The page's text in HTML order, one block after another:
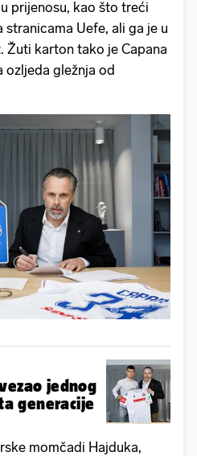
prijenosu, kao što treći
stranicama Uefe, ali ga je u
Žuti karton tako je Capana
ozljeda gležnja od
jednog
generacije
momčadi Hajduka,